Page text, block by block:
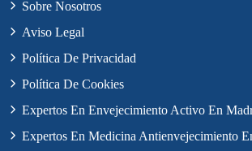
Sobre Nosotros
Aviso Legal
Política De Privacidad
Política De Cookies
Expertos En Envejecimiento Activo En
Expertos En Medicina Antienvejecimiento